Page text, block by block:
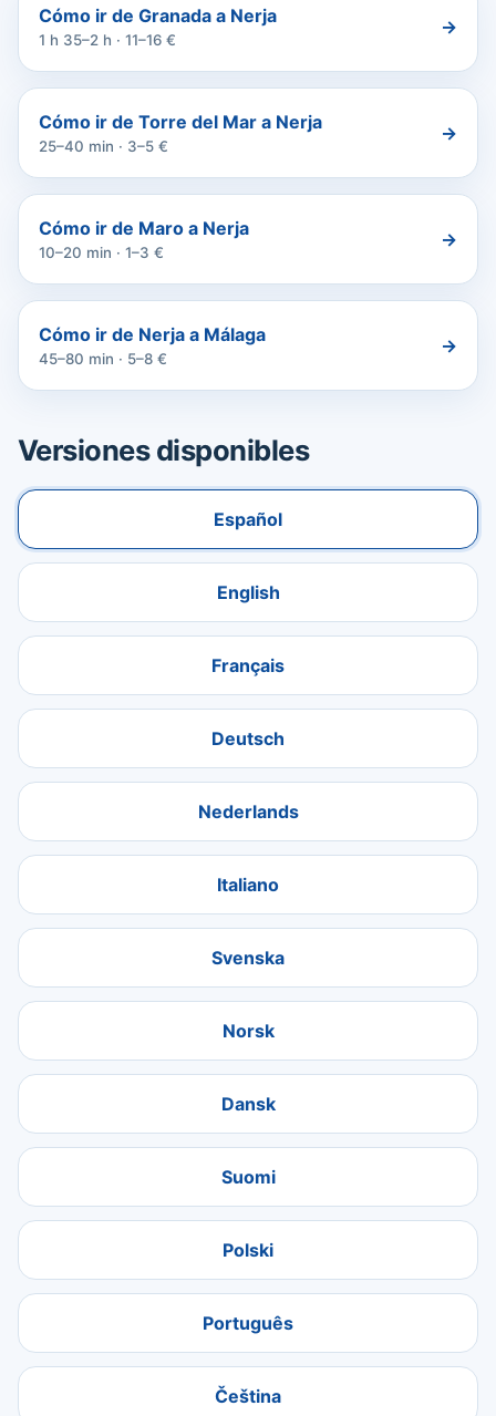
Cómo ir de Granada a Nerja
1 h 35–2 h · 11–16 €
→
Cómo ir de Torre del Mar a Nerja
25–40 min · 3–5 €
→
Cómo ir de Maro a Nerja
10–20 min · 1–3 €
→
Cómo ir de Nerja a Málaga
45–80 min · 5–8 €
→
Versiones disponibles
Español
English
Français
Deutsch
Nederlands
Italiano
Svenska
Norsk
Dansk
Suomi
Polski
Português
Čeština